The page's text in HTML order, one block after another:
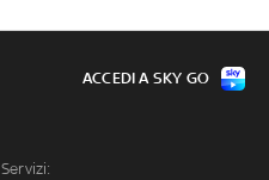
Servizi:
ACCEDI A SKY GO